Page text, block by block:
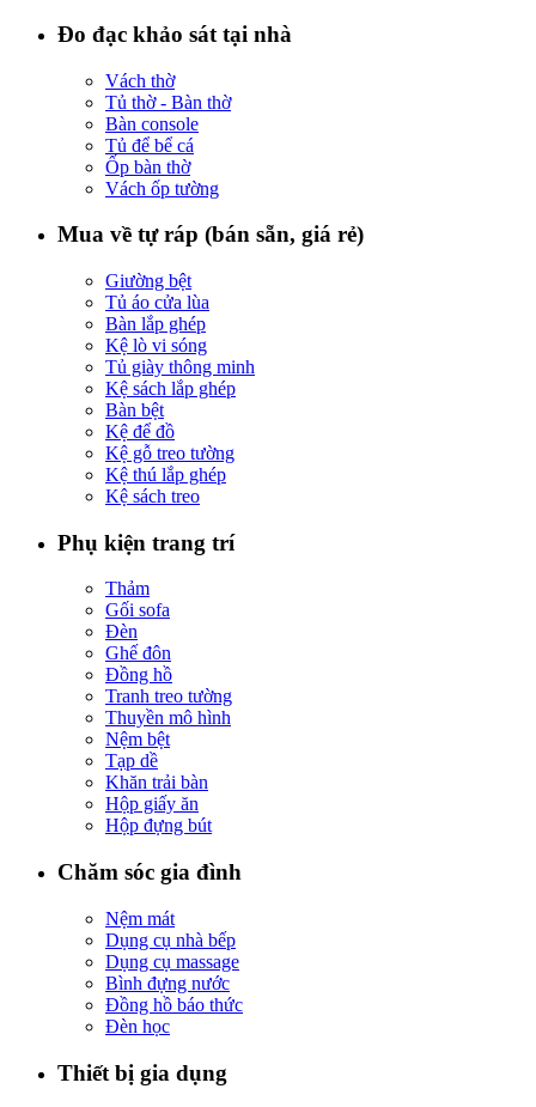
Đo đạc khảo sát tại nhà
Vách thờ
Tủ thờ - Bàn thờ
Bàn console
Tủ để bể cá
Ốp bàn thờ
Vách ốp tường
Mua về tự ráp (bán sẵn, giá rẻ)
Giường bệt
Tủ áo cửa lùa
Bàn lắp ghép
Kệ lò vi sóng
Tủ giày thông minh
Kệ sách lắp ghép
Bàn bệt
Kệ để đồ
Kệ gỗ treo tường
Kệ thú lắp ghép
Kệ sách treo
Phụ kiện trang trí
Thảm
Gối sofa
Đèn
Ghế đôn
Đồng hồ
Tranh treo tường
Thuyền mô hình
Nệm bệt
Tạp dề
Khăn trải bàn
Hộp giấy ăn
Hộp đựng bút
Chăm sóc gia đình
Nệm mát
Dụng cụ nhà bếp
Dụng cụ massage
Bình đựng nước
Đồng hồ báo thức
Đèn học
Thiết bị gia dụng